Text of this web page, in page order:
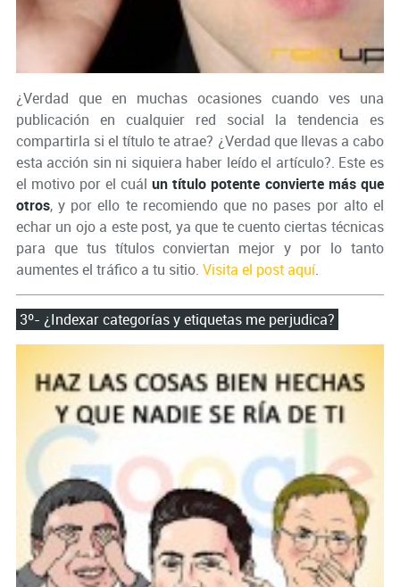
¿Verdad que en muchas ocasiones cuando ves una
publicación en cualquier red social la tendencia es
compartirla si el título te atrae? ¿Verdad que llevas a cabo
esta acción sin ni siquiera haber leído el artículo?. Este es
el motivo por el cuál un título potente convierte más que
otros, y por ello te recomiendo que no pases por alto el
echar un ojo a este post, ya que te cuento ciertas técnicas
para que tus títulos conviertan mejor y por lo tanto
aumentes el tráfico a tu sitio. Visita el post aquí.
3º- ¿Indexar categorías y etiquetas me perjudica?